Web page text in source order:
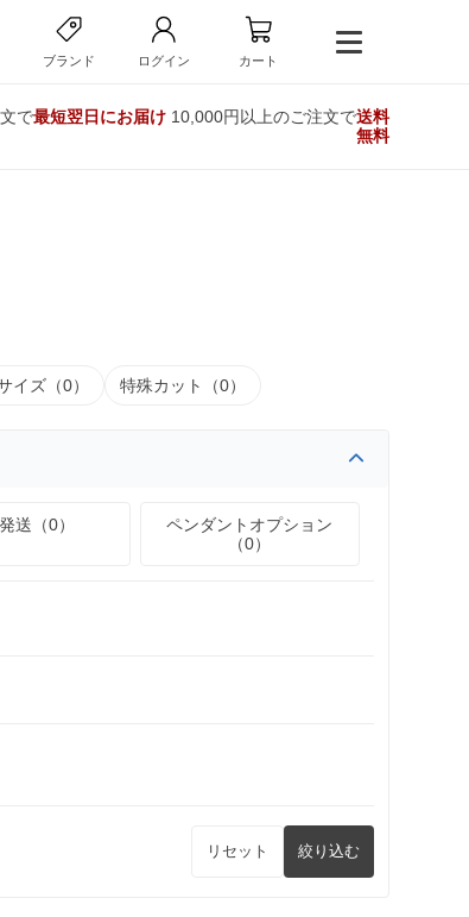
ブランド ログイン カート
で最短翌日にお届け10,000円以上のご注文で送料
無料
イズ（0） 特殊カット（0）
送（0）
ペンダントオプション
（0）
リセット 絞り込む